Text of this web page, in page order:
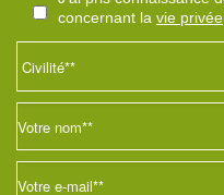
concernant la vie privée